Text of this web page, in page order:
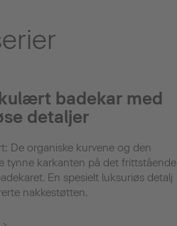
badekar med
detaljer
De organiske kurvene og den
tynne karkanten på det frittstående
En spesielt luksuriøs detalj
nakkestøtten.